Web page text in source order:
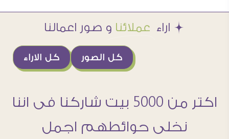
Æ اراء عملائنا و صور اعمالنا
كل الاراء كل الصور
اكتر من 5000 بيت شاركنا فى اننا
نخلى حوائطهم اجمل